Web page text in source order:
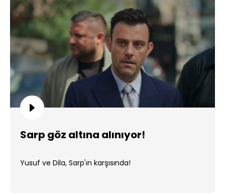
Sarp göz altına alınıyor!
Yusuf ve Dila, Sarp'ın karşısında!